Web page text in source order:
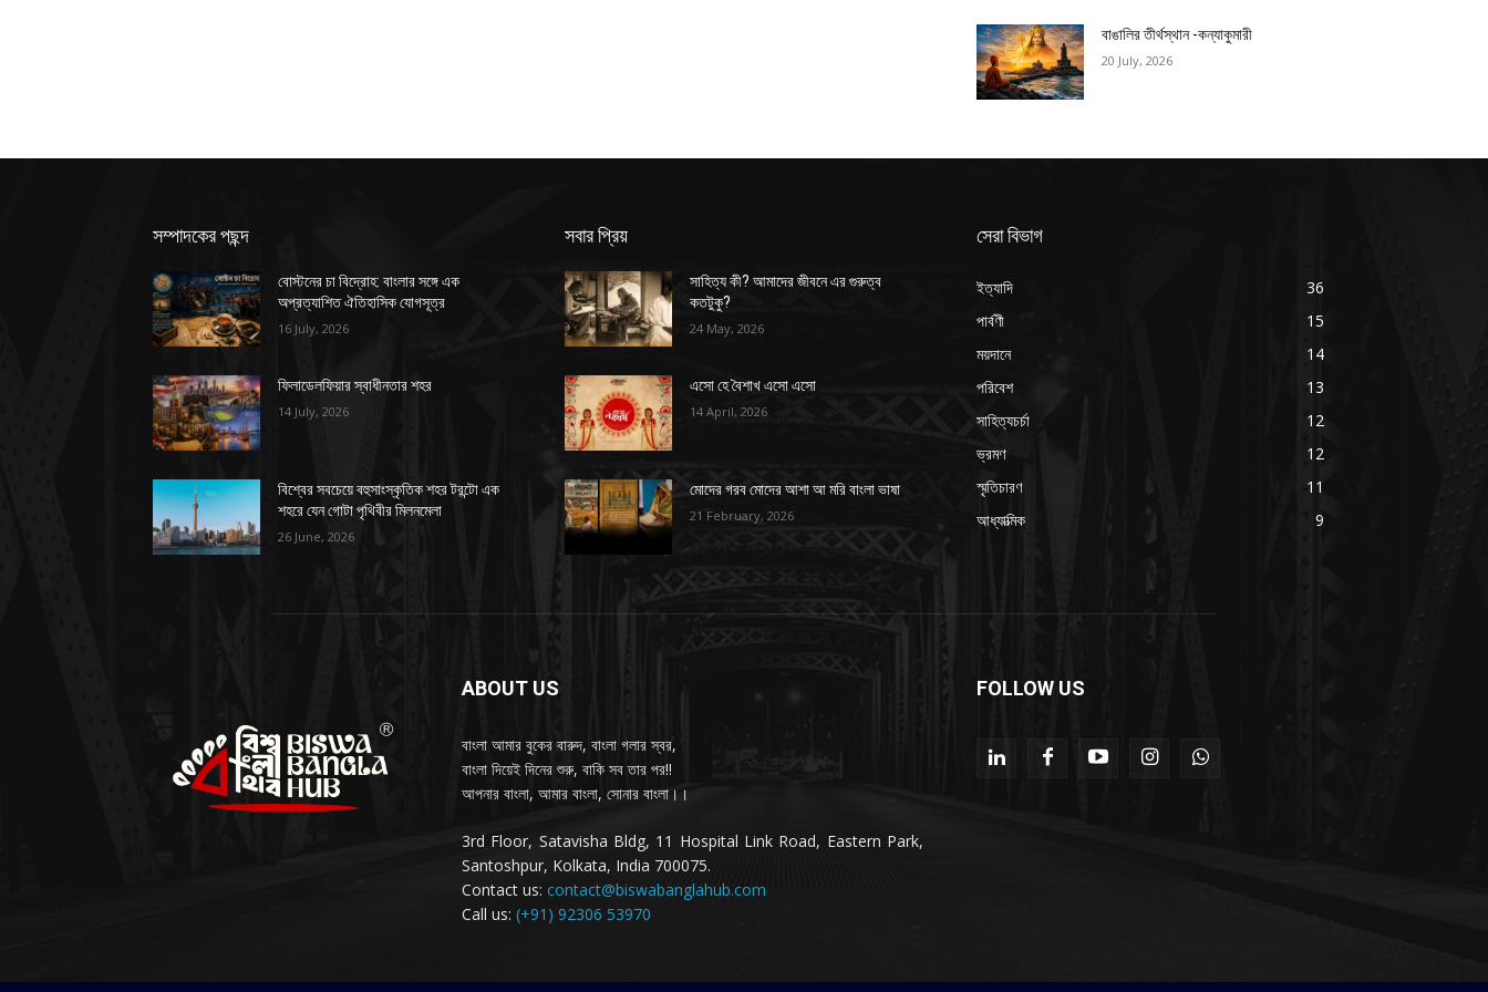
বাঙালির তীর্থস্থান -কন্যাকুমারী
20 July, 2026
সম্পাদকের পছন্দ
বোস্টনের চা বিদ্রোহ: বাংলার সঙ্গে এক
অপ্রত্যাশিত ঐতিহাসিক যোগসূত্র
16 July, 2026
ফিলাডেলফিয়ার স্বাধীনতার শহর
14 July, 2026
বিশ্বের সবচেয়ে বহুসাংস্কৃতিক শহর টরন্টো এক
শহরে যেন গোটা পৃথিবীর মিলনমেলা
26 June, 2026
সবার প্রিয়
সাহিত্য কী? আমাদের জীবনে এর গুরুত্ব
কতটুকু?
24 May, 2026
এসো হে বৈশাখ এসো এসো
14 April, 2026
মোদের গরব মোদের আশা আ মরি বাংলা ভাষা
21 February, 2026
সেরা বিভাগ
ইত্যাদি
36
পার্বণী
15
ময়দানে
14
পরিবেশ
13
সাহিত্যচর্চা
12
ভ্রমণ
12
স্মৃতিচারণ
11
আধ্যাত্মিক
9
ABOUT US
বাংলা আমার বুকের বারুদ, বাংলা গলার স্বর,
বাংলা দিয়েই দিনের শুরু, বাকি সব তার পর!!
আপনার বাংলা, আমার বাংলা, সোনার বাংলা।।
3rd Floor, Satavisha Bldg, 11 Hospital Link Road, Eastern Park,
Santoshpur, Kolkata, India 700075.
Contact us: contact@biswabanglahub.com
Call us: (+91) 92306 53970
FOLLOW US